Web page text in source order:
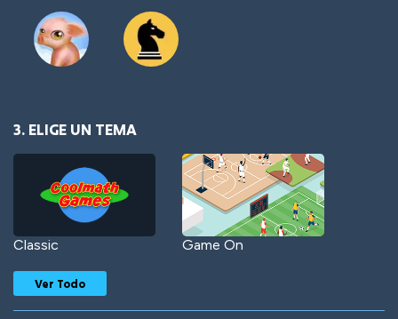
3. ELIGE UN TEMA
Classic Game On
Ver Todo